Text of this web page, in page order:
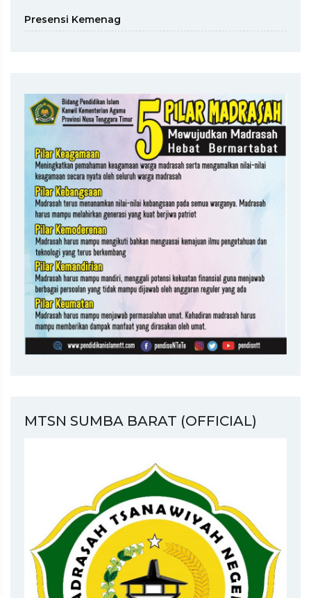
Presensi Kemenag
MTSN SUMBA BARAT (OFFICIAL)